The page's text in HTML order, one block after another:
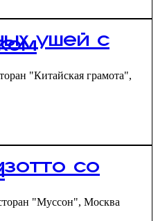
ушей с
"Китайская грамота",
со
"Муссон", Москва